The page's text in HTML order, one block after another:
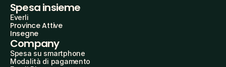
Spesa insieme
Everli
Province Attive
Insegne
Company
Spesa su smartphone
Modalità di pagamento